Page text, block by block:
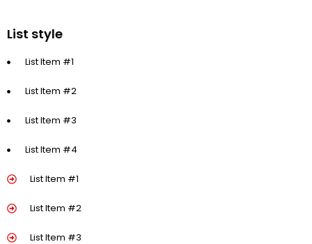
List style
List Item #1
List Item #2
List Item #3
List Item #4
List Item #1
List Item #2
List Item #3